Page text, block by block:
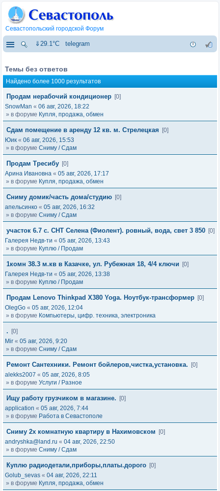
Севастопольский городской Форум
⇓29.1°C telegram
Темы без ответов
Найдено более 1000 результатов
Продам нерабочий кондиционер [0]
SnowMan « 06 авг, 2026, 18:22
» в форуме Купля, продажа, обмен
Сдам помещение в аренду 12 кв. м. Стрелецкая
[0]
Юик « 06 авг, 2026, 15:53
» в форуме Сниму / Сдам
Продам Тресибу [0]
Арина Ивановна « 05 авг, 2026, 17:17
» в форуме Купля, продажа, обмен
Сниму домик/часть дома/студию [0]
апельсинко « 05 авг, 2026, 16:32
» в форуме Сниму / Сдам
участок 6.7 с. СНТ Селена (Фиолент). ровный, вода, свет 3 850 [0]
Галерея Недв-ти « 05 авг, 2026, 13:43
» в форуме Куплю / Продам
1комн 38.3 м.кв в Казачке, ул. Рубежная 18, 4/4 ключи
[0]
Галерея Недв-ти « 05 авг, 2026, 13:38
» в форуме Куплю / Продам
Продам Lenovo Thinkpad X380 Yoga. Ноутбук-трансформер [0]
OlegGo « 05 авг, 2026, 12:04
» в форуме Компьютеры, цифр. техника, электроника
.
[0]
Mir « 05 авг, 2026, 9:20
» в форуме Сниму / Сдам
Ремонт Сантехники. Ремонт бойлеров,чистка,установка.
[0]
alekks2007 « 05 авг, 2026, 8:05
» в форуме Услуги / Разное
Ищу работу грузчиком в магазине.
[0]
application « 05 авг, 2026, 7:44
» в форуме Работа в Севастополе
Сниму 2х комнатную квартиру в Нахимовском
[0]
andryshka@land.ru « 04 авг, 2026, 22:50
» в форуме Сниму / Сдам
Куплю радиодетали,приборы,платы.дорого [0]
Golub_sevas « 04 авг, 2026, 22:11
» в форуме Купля, продажа, обмен